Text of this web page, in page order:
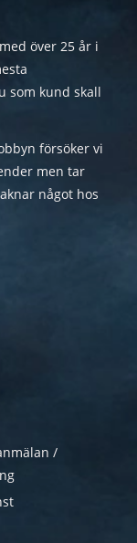
över 25 år i
som kund skall
försöker vi
men tar
något hos
/